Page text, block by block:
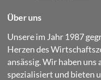
Über uns
Unsere im Jahr 1987
Herzen des
ansässig. Wir haben
spezialisiert und bieten